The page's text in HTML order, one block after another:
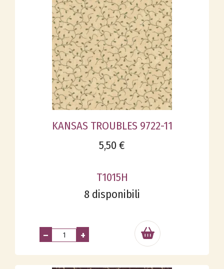
KANSAS TROUBLES 9722-11
5,50 €
T1015H
8 disponibili
– +